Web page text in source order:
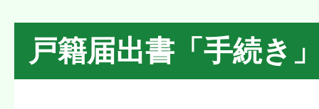
戸籍届出書「手続き